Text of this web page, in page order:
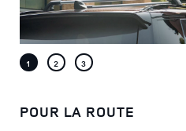
POUR LA ROUTE